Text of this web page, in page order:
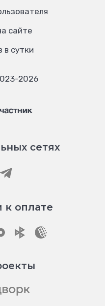
сайте
в сутки
2026
сетях
оплате